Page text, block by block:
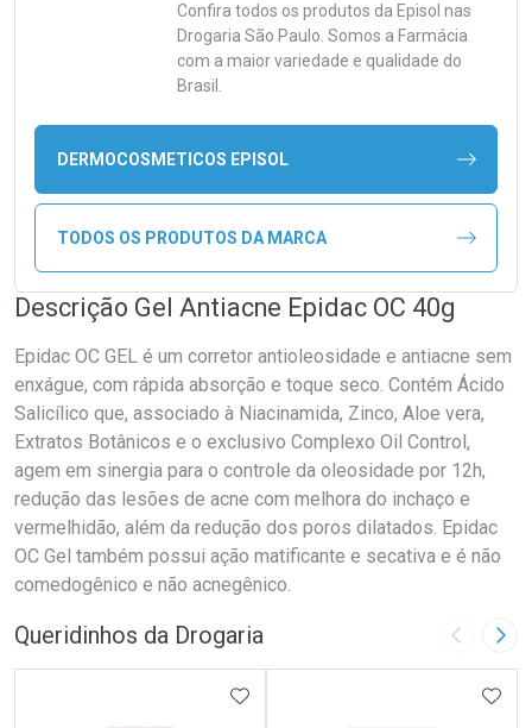
Confira todos os produtos da Episol nas
Drogaria São Paulo. Somos a Farmácia
com a maior variedade e qualidade do
Brasil.
DERMOCOSMETICOS EPISOL
TODOS OS PRODUTOS DA MARCA
Descrição Gel Antiacne Epidac OC 40g
Epidac OC GEL é um corretor antioleosidade e antiacne sem
enxágue, com rápida absorção e toque seco. Contém Ácido
Salicílico que, associado à Niacinamida, Zinco, Aloe vera,
Extratos Botânicos e o exclusivo Complexo Oil Control,
agem em sinergia para o controle da oleosidade por 12h,
redução das lesões de acne com melhora do inchaço e
vermelhidão, além da redução dos poros dilatados. Epidac
OC Gel também possui ação matificante e secativa e é não
comedogênico e não acnegênico.
Queridinhos da Drogaria Imagem
ADICIONAR AOS FAVORITOS